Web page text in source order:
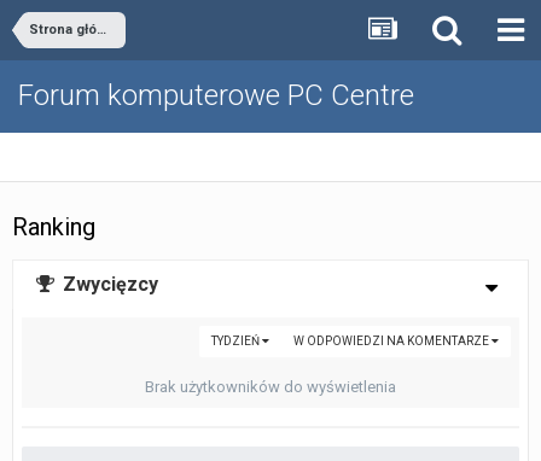
Strona główna
Forum komputerowe PC Centre
Ranking
Zwycięzcy
W ODPOWIEDZI NA KOMENTARZE
TYDZIEŃ
Brak użytkowników do wyświetlenia